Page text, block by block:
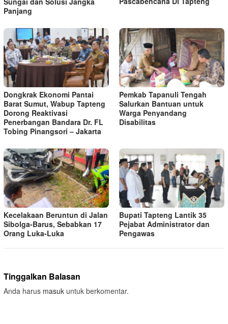
Panjang
Dongkrak Ekonomi Pantai
Barat Sumut, Wabup Tapteng
Dorong Reaktivasi
Penerbangan Bandara Dr. FL
Tobing Pinangsori – Jakarta
Pemkab Tapanuli Tengah
Salurkan Bantuan untuk
Warga Penyandang
Disabilitas
Kecelakaan Beruntun di Jalan
Sibolga-Barus, Sebabkan 17
Orang Luka-Luka
Bupati Tapteng Lantik 35
Pejabat Administrator dan
Pengawas
Tinggalkan Balasan
Anda harus masuk untuk berkomentar.